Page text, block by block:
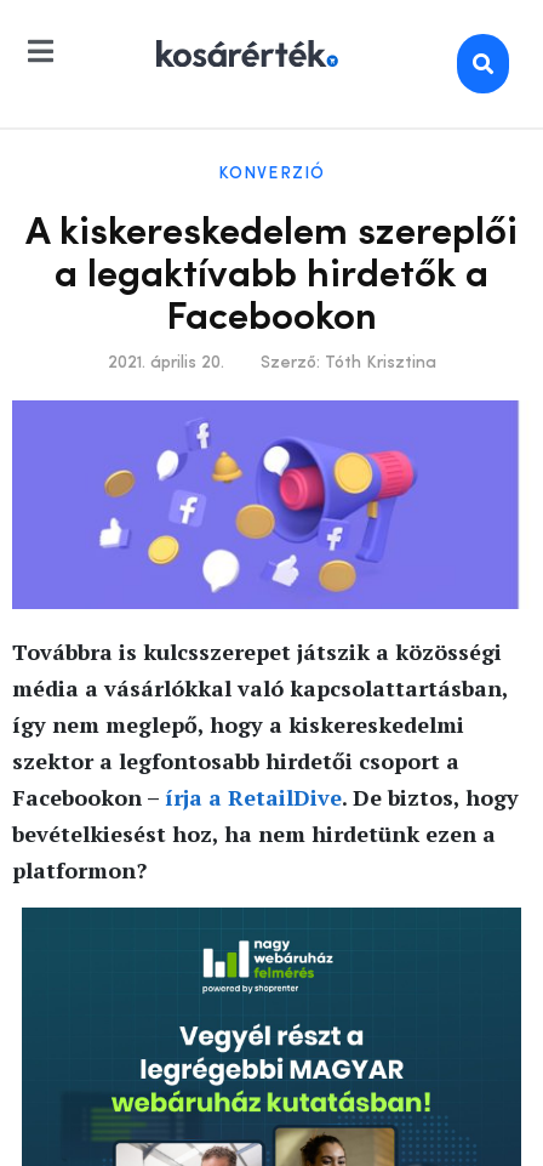
KONVERZIÓ
A kiskereskedelem szereplői
a legaktívabb hirdetők a
Facebookon
2021. április 20. Szerző: Tóth Krisztina
Továbbra is kulcsszerepet játszik a közösségi
média a vásárlókkal való kapcsolattartásban,
így nem meglepő, hogy a kiskereskedelmi
szektor a legfontosabb hirdetői csoport a
Facebookon – írja a RetailDive. De biztos, hogy
bevételkiesést hoz, ha nem hirdetünk ezen a
platformon?